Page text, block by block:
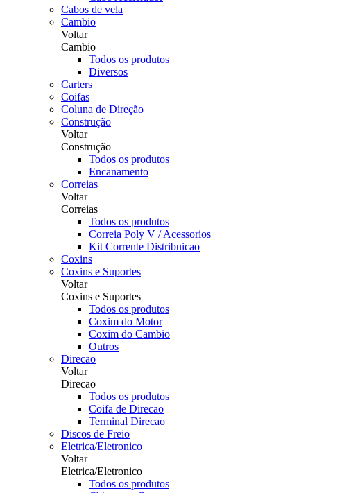
Cabos de vela
Cambio
Voltar
Cambio
Todos os produtos
Diversos
Carters
Coifas
Coluna de Direção
Construção
Voltar
Construção
Todos os produtos
Encanamento
Correias
Voltar
Correias
Todos os produtos
Correia Poly V / Acessorios
Kit Corrente Distribuicao
Coxins
Coxins e Suportes
Voltar
Coxins e Suportes
Todos os produtos
Coxim do Motor
Coxim do Cambio
Outros
Direcao
Voltar
Direcao
Todos os produtos
Coifa de Direcao
Terminal Direcao
Discos de Freio
Eletrica/Eletronico
Voltar
Eletrica/Eletronico
Todos os produtos